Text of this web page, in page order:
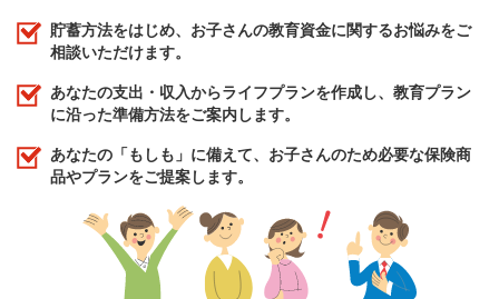
貯蓄方法をはじめ、お子さんの教育資金に関するお悩みをご
相談いただけます。
あなたの支出・収入からライフプランを作成し、教育プラン
に沿った準備方法をご案内します。
あなたの「もしも」に備えて、お子さんのため必要な保険商
品やプランをご提案します。